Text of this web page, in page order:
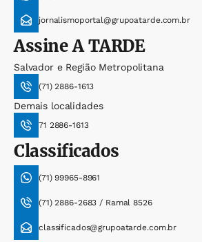
jornalismoportal@grupoatarde.com.br
AssineA TARDE
Salvador e Região Metropolitana
(71) 2886-1613
Demais localidades
71 2886-1613
Classificados
(71) 99965-8961
(71) 2886-2683 / Ramal 8526
classificados@grupoatarde.com.br